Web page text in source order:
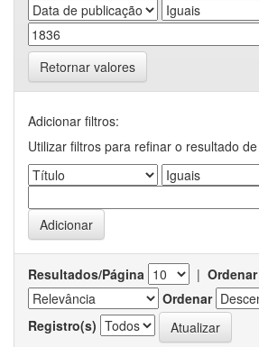
Retornar valores
Adicionar filtros:
Utilizar filtros para refinar o resultado
Resultados/Página |
Ordenar
Registro(s)